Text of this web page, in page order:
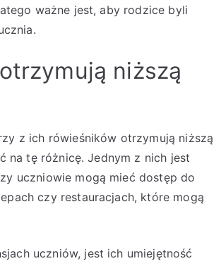
ważne jest, aby rodzice byli
niższą
z ich rówieśników otrzymują niższą
na tę różnicę. Jednym z nich jest
uczniowie mogą mieć dostęp do
czy restauracjach, które mogą
uczniów, jest ich umiejętność